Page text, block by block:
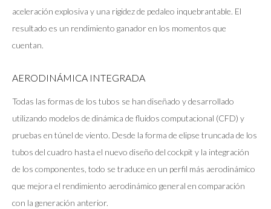
aceleración explosiva y una rigidez de pedaleo inquebrantable. El
resultado es un rendimiento ganador en los momentos que
cuentan.
AERODINÁMICA INTEGRADA
Todas las formas de los tubos se han diseñado y desarrollado
utilizando modelos de dinámica de fluidos computacional (CFD) y
pruebas en túnel de viento. Desde la forma de elipse truncada de los
tubos del cuadro hasta el nuevo diseño del cockpit y la integración
de los componentes, todo se traduce en un perfil más aerodinámico
que mejora el rendimiento aerodinámico general en comparación
con la generación anterior.